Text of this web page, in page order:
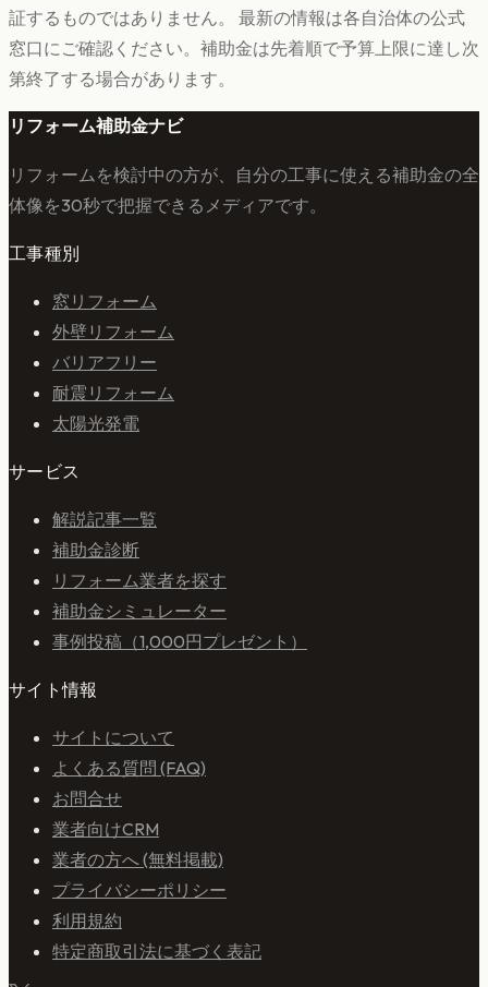
証するものではありません。 最新の情報は各自治体の公式
窓口にご確認ください。補助金は先着順で予算上限に達し次
第終了する場合があります。
リフォーム補助金ナビ
リフォームを検討中の方が、自分の工事に使える補助金の全
体像を30秒で把握できるメディアです。
工事種別
窓リフォーム
外壁リフォーム
バリアフリー
耐震リフォーム
太陽光発電
サービス
解説記事一覧
補助金診断
リフォーム業者を探す
補助金シミュレーター
事例投稿（1,000円プレゼント）
サイト情報
サイトについて
よくある質問 (FAQ)
お問合せ
業者向けCRM
業者の方へ (無料掲載)
プライバシーポリシー
利用規約
特定商取引法に基づく表記